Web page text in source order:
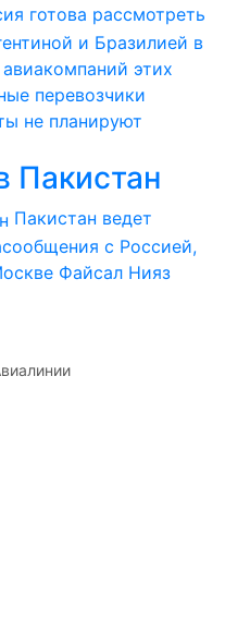
готова рассмотреть
и Бразилией в
этих
перевозчики
не планируют
Пакистан
Пакистан ведет
с Россией,
Файсал Нияз